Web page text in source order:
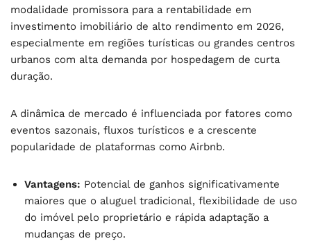
modalidade promissora para a rentabilidade em
investimento imobiliário de alto rendimento em 2026,
especialmente em regiões turísticas ou grandes centros
urbanos com alta demanda por hospedagem de curta
duração.
A dinâmica de mercado é influenciada por fatores como
eventos sazonais, fluxos turísticos e a crescente
popularidade de plataformas como Airbnb.
Vantagens: Potencial de ganhos significativamente
maiores que o aluguel tradicional, flexibilidade de uso
do imóvel pelo proprietário e rápida adaptação a
mudanças de preço.